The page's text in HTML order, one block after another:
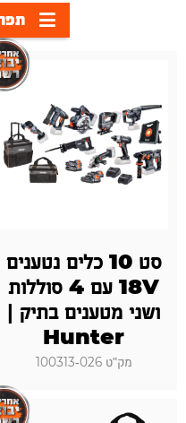
צור קשר
סט 10 כלים נטענים
18V עם 4 סוללות
ושני מטענים בתיק |
Hunter
מק"ט 100313-026